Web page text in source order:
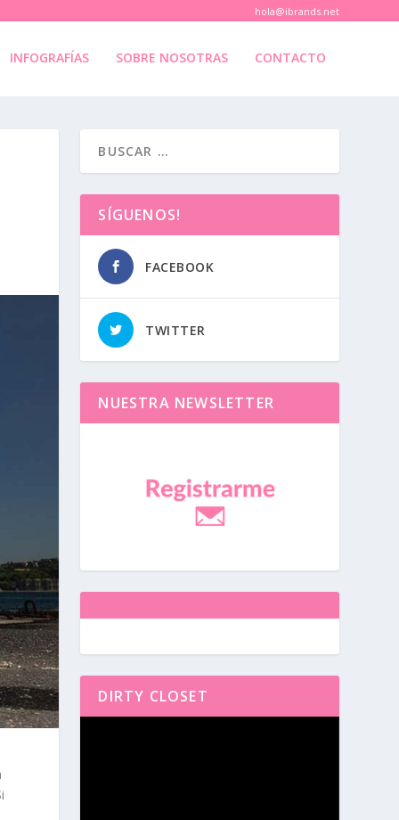
hola@ibrands.net
INFOGRAFÍAS SOBRE NOSOTRAS CONTACTO
SÍGUENOS!
FACEBOOK
TWITTER
NUESTRA NEWSLETTER
DIRTY CLOSET